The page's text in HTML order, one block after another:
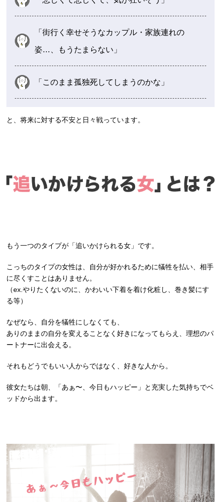
「街行く幸せそうなカップル・家族連れの
姿…、もうたまらない」
「このまま孤独死してしまうのかな」
と、将来に対する不安と日々戦っています。
もう一つのタイプが「追いかけられる女」です。
こっちのタイプの女性は、自分が好かれるために犠牲を払い、相手
に尽くすことはありません。
（ex.やりたくないのに、かわいい下着を着け化粧し、巻き髪にす
る等）
なぜなら、自分を犠牲にしなくても、
ありのままの自分を変えることなく好きになってもらえ、理想のパ
ートナーに出会える。
それもどうでもいい人からではなく、好きな人から。
彼女たちは朝、「あぁ〜、今日もハッピー」と充実した気持ちでベ
ッドから出ます。